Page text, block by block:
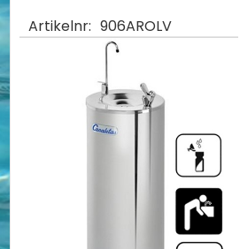
Artikelnr: 906AROLV